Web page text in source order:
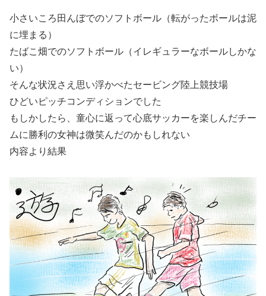
小さいころ田んぼでのソフトボール（転がったボールは泥
に埋まる）
たばこ畑でのソフトボール（イレギュラーなボールしかな
い）
そんな状況さえ思い浮かべたセービング陸上競技場
ひどいピッチコンディションでした
もしかしたら、童心に返って心底サッカーを楽しんだチー
ムに勝利の女神は微笑んだのかもしれない
内容より結果